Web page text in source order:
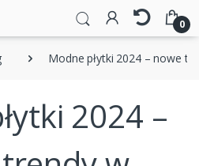
0
Modne płytki 2024 – nowe
2024 –